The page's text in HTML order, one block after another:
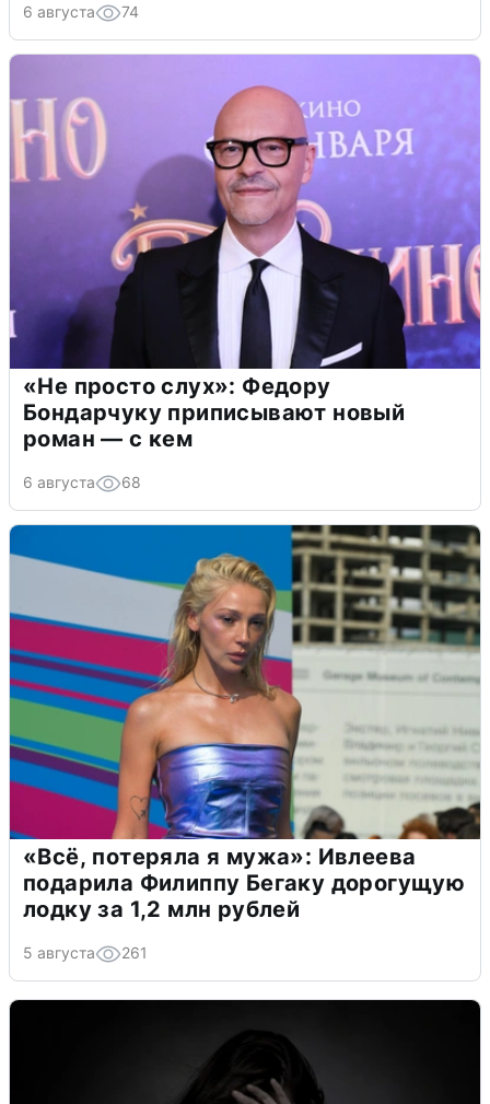
6 августа 74
«Не просто слух»: Федору
Бондарчуку приписывают новый
роман — с кем
6 августа 68
«Всё, потеряла я мужа»: Ивлеева
подарила Филиппу Бегаку дорогущую
лодку за 1,2 млн рублей
5 августа 261